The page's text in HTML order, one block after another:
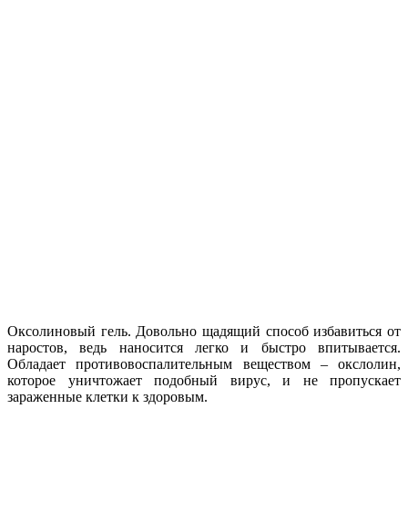
Оксолиновый гель. Довольно щадящий способ избавиться от
наростов, ведь наносится легко и быстро впитывается.
Обладает противовоспалительным веществом – окслолин,
которое уничтожает подобный вирус, и не пропускает
зараженные клетки к здоровым.